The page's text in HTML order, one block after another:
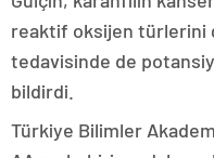
reaktif oksijen türlerini
tedavisinde de
bildirdi.
Türkiye Bilimler